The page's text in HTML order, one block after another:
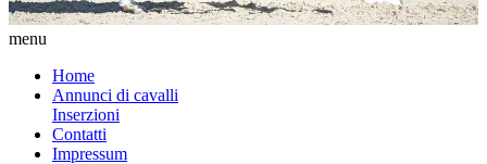
menu
Home
Annunci di cavalli
Inserzioni
Contatti
Impressum